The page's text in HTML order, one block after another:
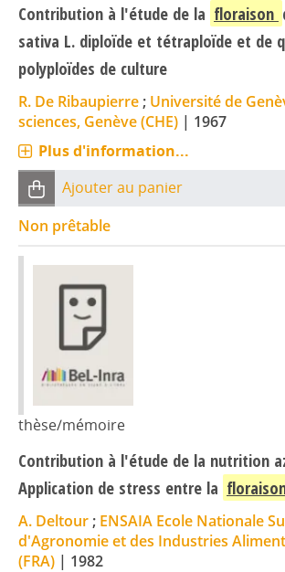
Contribution à l'étude de la floraison
sativa L. diploïde et tétraploïde et de
polyploïdes de culture
R. De Ribaupierre ; Université de
sciences, Genève (CHE) | 1967
Plus d'information...
Ajouter au panier
Non prêtable
thèse/mémoire
Contribution à l'étude de la nutrition
Application de stress entre la
A. Deltour ; ENSAIA Ecole Nationale
d'Agronomie et des Industries
(FRA) | 1982